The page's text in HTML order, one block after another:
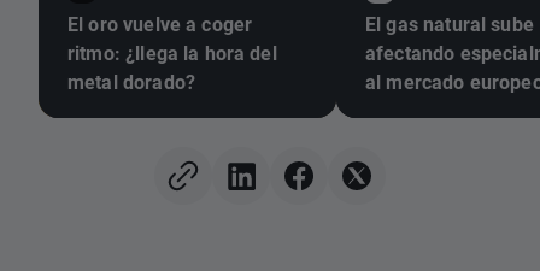
El oro vuelve a coger
ritmo: ¿llega la hora del
metal dorado?
El gas natural sube
afectando
al mercado